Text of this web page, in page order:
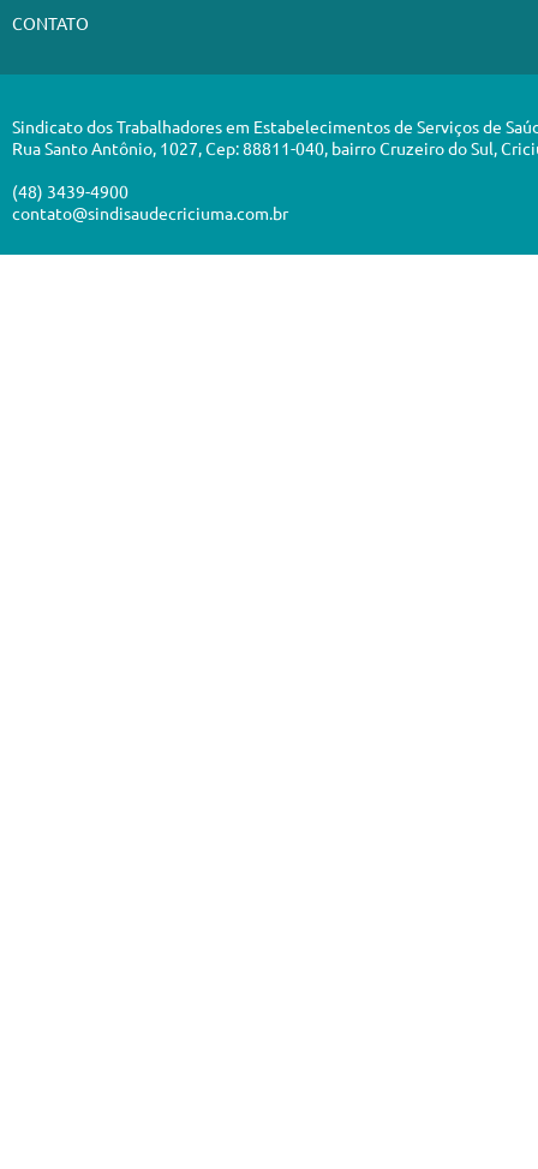
CONTATO
Sindicato dos Trabalhadores em Estabelecimentos de Serviços de
Rua Santo Antônio, 1027, Cep: 88811-040, bairro Cruzeiro do Sul,
(48) 3439-4900
contato@sindisaudecriciuma.com.br